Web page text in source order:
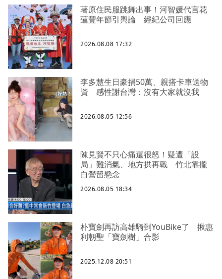
著原住民服跳舞出事！河智媛代言花
蓮豐年節引輿論 經紀公司回應
2026.08.08 17:32
李多慧生日豪捐50萬、親搭卡車送物
資 感性謝台灣：沒有大家就沒我
2026.08.05 12:56
陳見賢不只心痛還很怒！疑遭「設
局」難消氣、地方拱再戰 竹北靠攏
白營留懸念
2026.08.05 18:34
朴寶劍再訪高雄騎到YouBike了 揪惠
利朝聖「寶劍樹」合影
2025.12.08 20:51